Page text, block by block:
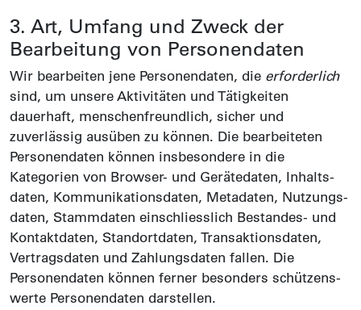
3. Art, Umfang und Zweck der
Bearbeitung von Personen­daten
Wir bearbeiten jene Personen­daten, die erforderlich
sind, um unsere Aktivitäten und Tätig­keiten
dauerhaft, menschen­freundlich, sicher und
zuverlässig ausüben zu können. Die bearbeiteten
Personen­daten können insbesondere in die
Kategorien von Browser- und Gerätedaten, Inhalts­
daten, Kommuni­kations­daten, Meta­daten, Nutzungs­
daten, Stamm­daten einschliesslich Bestandes- und
Kontakt­daten, Standort­daten, Transaktions­daten,
Vertrags­daten und Zahlungs­daten fallen. Die
Personen­daten können ferner besonders schützens­
werte Personen­daten darstellen.